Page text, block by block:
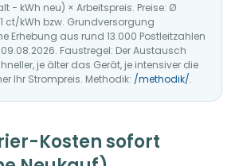
− kWh neu) × Arbeitspreis. Preise: Ø
ct/kWh bzw. Grundversorgung
Erhebung aus rund 13.000 Postleitzahlen
Faustregel: Der Austausch
je älter das Gerät, je intensiver die
Ihr Strompreis. Methodik: /methodik/.
Kosten sofort